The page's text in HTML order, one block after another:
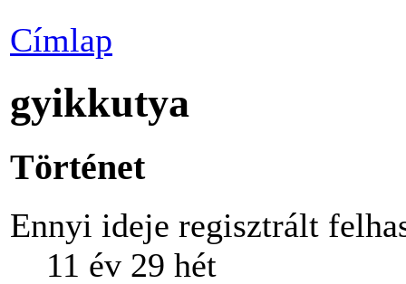
Címlap
gyikkutya
Történet
Ennyi ideje regisztrált
11 év 29 hét